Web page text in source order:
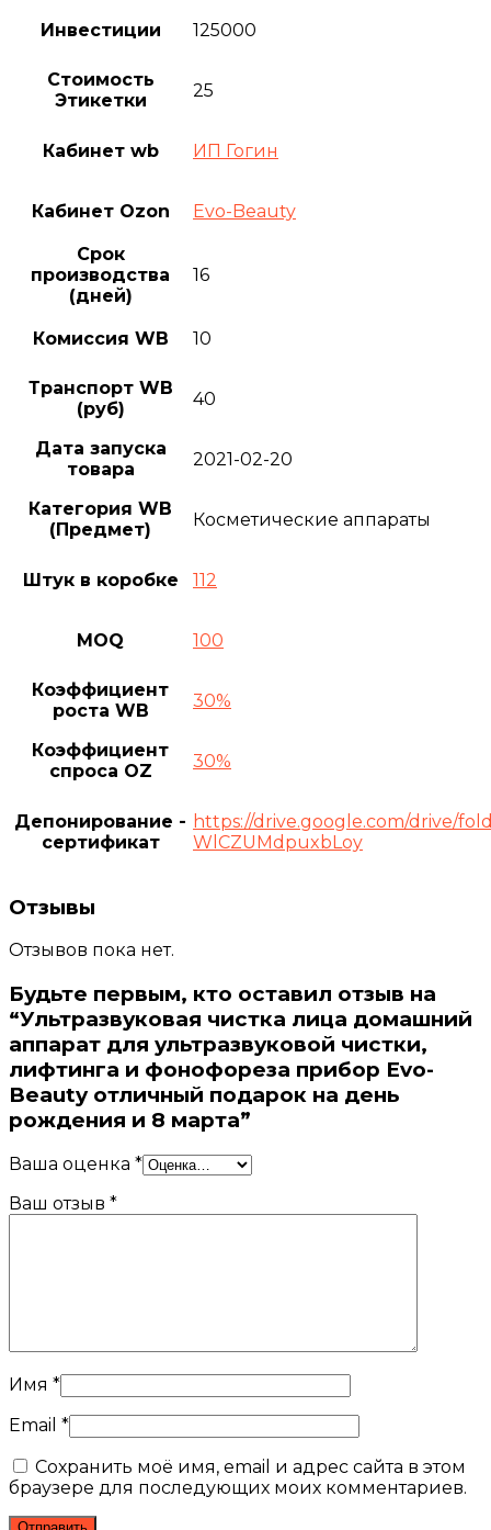
Инвестиции 125000
Стоимость
Этикетки
25
Кабинет wb ИП Гогин
Кабинет Ozon Evo-Beauty
Срок
производства
(дней)
16
Комиссия WB 10
Транспорт WB
(руб)
40
Дата запуска
товара
2021-02-20
Категория WB
(Предмет)
Косметические аппараты
Штук в коробке 112
MOQ 100
Коэффициент
роста WB
30%
Коэффициент
спроса OZ
30%
Депонирование -
сертификат
https://drive.google.com/drive/
WlCZUMdpuxbLoy
Отзывы
Отзывов пока нет.
Будьте первым, кто оставил отзыв на
“Ультразвуковая чистка лица домашний
аппарат для ультразвуковой чистки,
лифтинга и фонофореза прибор Evo-
Beauty отличный подарок на день
рождения и 8 марта”
Ваша оценка *
Ваш отзыв *
Имя *
Email *
Сохранить моё имя, email и адрес сайта в этом
браузере для последующих моих комментариев.